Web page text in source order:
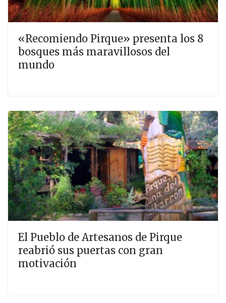
«Recomiendo Pirque» presenta los 8
bosques más maravillosos del
mundo
El Pueblo de Artesanos de Pirque
reabrió sus puertas con gran
motivación